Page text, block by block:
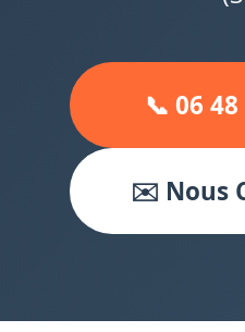
📞 06
✉️ Nous